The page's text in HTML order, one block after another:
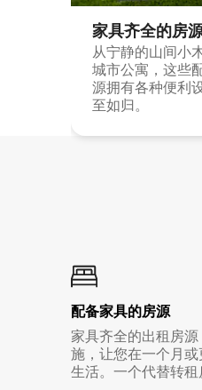
家具齐全的房
从宁静的山间小
城市公寓，这些
源拥有各种便利
至如归。
配备家具的房源
家具齐全的出租房
施，让您在一个月
生活。一个代替转租